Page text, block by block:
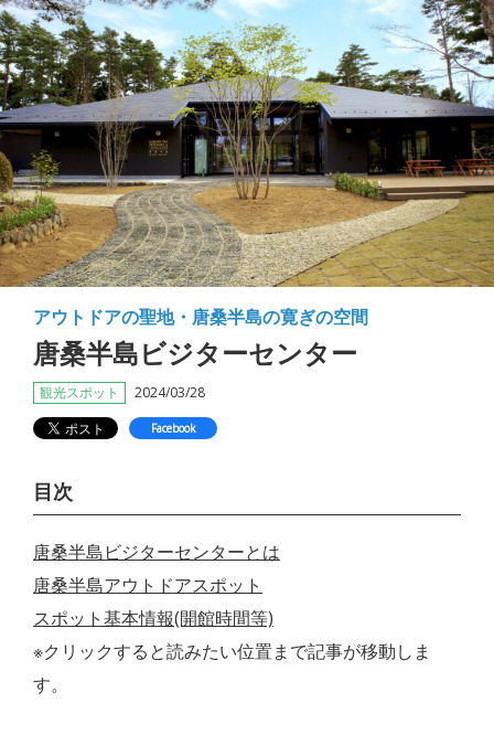
アウトドアの聖地・唐桑半島の寛ぎの空間
唐桑半島ビジターセンター
観光スポット 2024/03/28
Facebook
目次
唐桑半島ビジターセンターとは
唐桑半島アウトドアスポット
スポット基本情報(開館時間等)
※クリックすると読みたい位置まで記事が移動しま
す。